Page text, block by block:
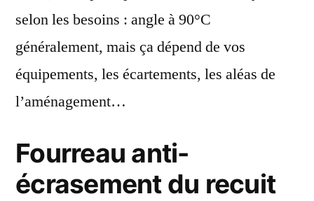
selon les besoins : angle à 90°C
généralement, mais ça dépend de vos
équipements, les écartements, les aléas de
l’aménagement…
Fourreau anti-
écrasement du recuit